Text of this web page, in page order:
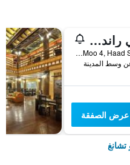
كيك سي راند ريزورت كو تشانج
1/1 Moo 4, Haad Sai Khao, كو تشانغ, تايلاند
عرض الصفقة